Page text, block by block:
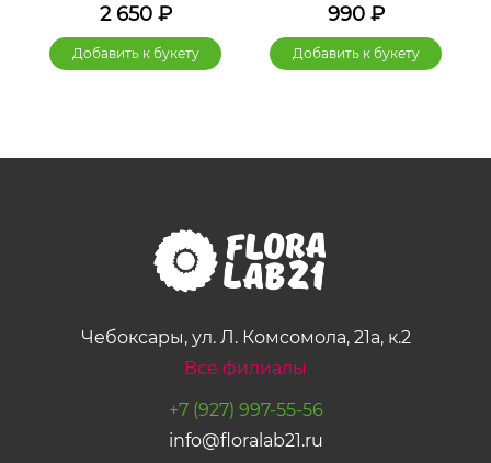
2 650₽
Добавить к букету
990₽
Добавить к букету
Чебоксары, ул. Л. Комсомола, 21а, к.2
Все филиалы
+7 (927) 997-55-56
info@floralab21.ru